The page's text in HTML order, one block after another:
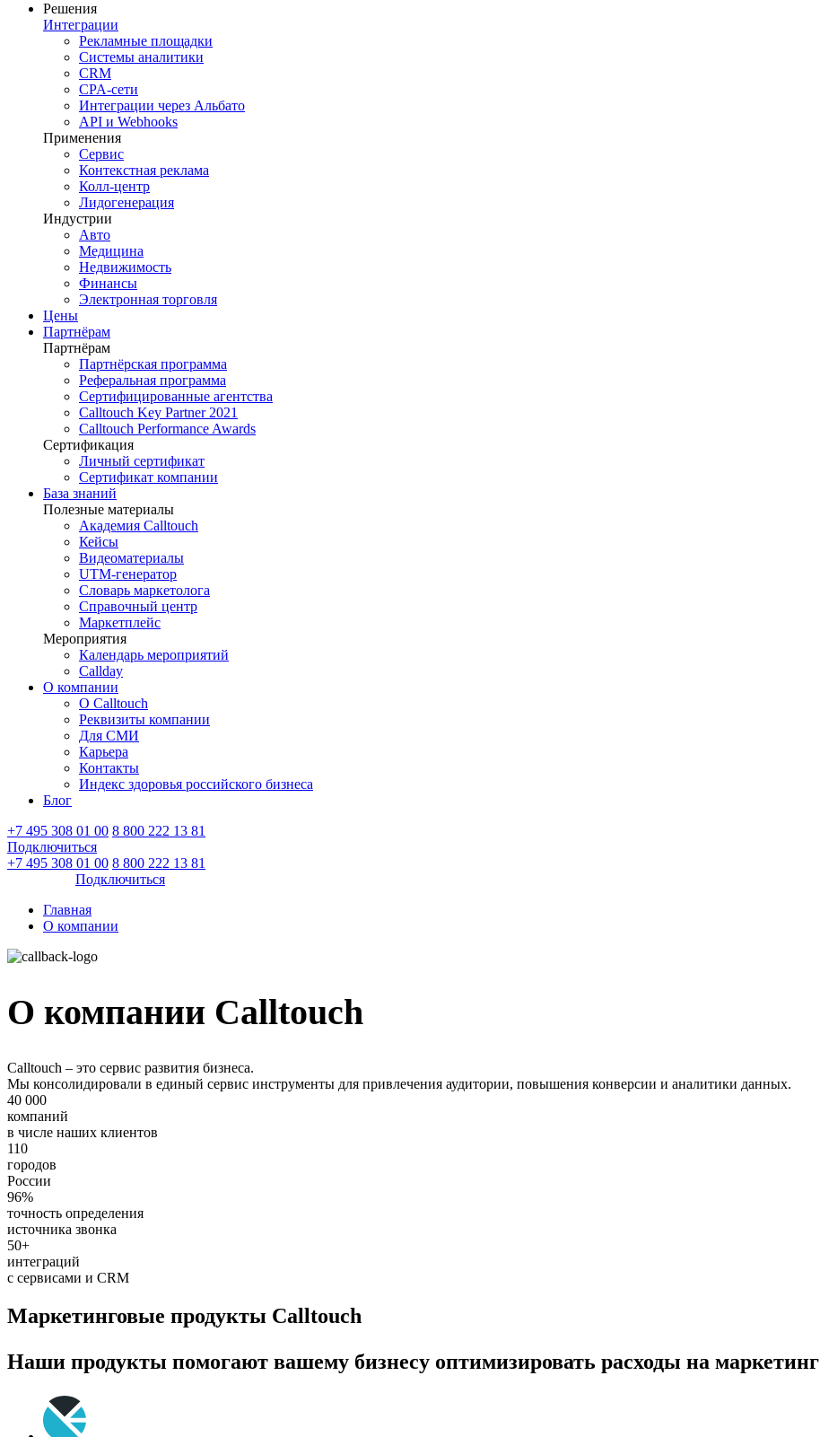
Решения
Интеграции
Рекламные площадки
Системы аналитики
CRM
CPA-сети
Интеграции через Альбато
API и Webhooks
Применения
Сервис
Контекстная реклама
Колл-центр
Лидогенерация
Индустрии
Авто
Медицина
Недвижимость
Финансы
Электронная торговля
Цены
Партнёрам
Партнёрам
Партнёрская программа
Реферальная программа
Сертифицированные агентства
Calltouch Key Partner 2021
Calltouch Performance Awards
Сертификация
Личный сертификат
Сертификат компании
База знаний
Полезные материалы
Академия Calltouch
Кейсы
Видеоматериалы
UTM-генератор
Словарь маркетолога
Справочный центр
Маркетплейс
Мероприятия
Календарь мероприятий
Callday
О компании
О Calltouch
Реквизиты компании
Для СМИ
Карьера
Контакты
Индекс здоровья российского бизнеса
Блог
+7 495 308 01 00 8 800 222 13 81
Подключиться
+7 495 308 01 00 8 800 222 13 81
Подключиться
Главная
О компании
О компании Calltouch
Calltouch – это сервис развития бизнеса.
Мы консолидировали в единый сервис инструменты для привлечения аудитории, повышения конверсии и аналитики данных.
40 000
компаний
в числе наших клиентов
110
городов
России
96%
точность определения
источника звонка
50+
интеграций
с сервисами и CRM
Маркетинговые продукты Calltouch
Наши продукты помогают вашему бизнесу оптимизировать расходы на маркетинг